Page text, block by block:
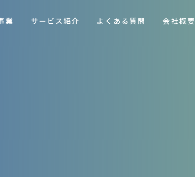
業 サービス紹介 よくある質問 会社概要